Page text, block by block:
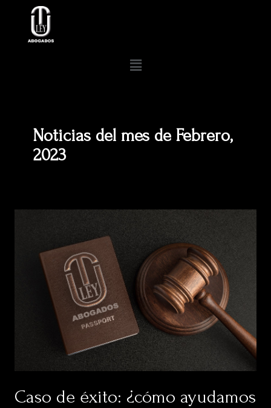
contenido
Menú
Noticias del mes de Febrero,
2023
Caso de éxito: ¿cómo ayudamos
¿cómo
ayudamos
nacionalidad
conseguir